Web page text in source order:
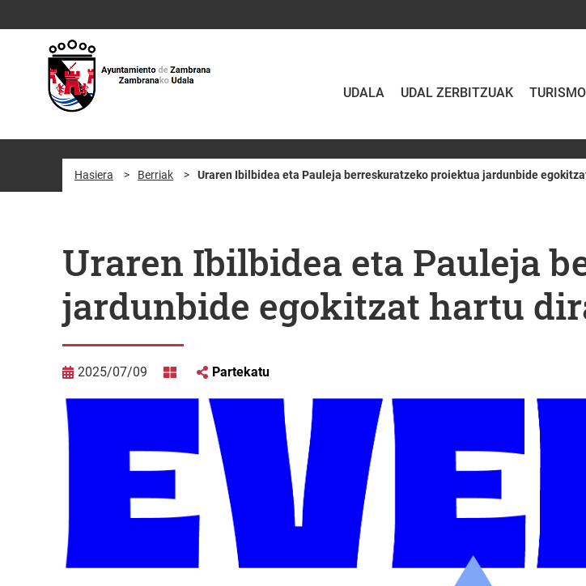
UDALA UDAL ZERBITZUAK
Hasiera > Berriak > Uraren Ibilbidea eta Pauleja berreskuratzeko proiektua jardunbide
Uraren Ibilbidea eta Pauleja
jardunbide egokitzat hartu
2025/07/09 Partekatu